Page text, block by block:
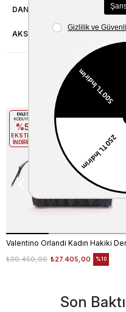
DANIŞMA HATTI
AKSESUAR ONARIMI
₺27.405,00
₺30.450,00 %10
EKLE5
KODUYLA
%5
EKSTRA
İNDİRİM
Son